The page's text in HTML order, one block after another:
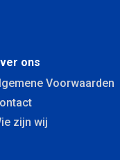
ons
Voorwaarden
zijn wij